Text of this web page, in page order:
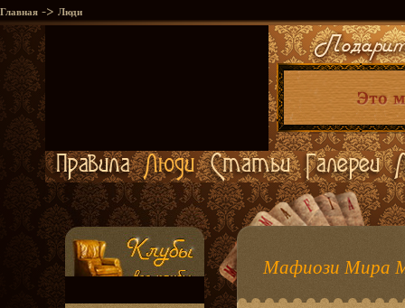
Главная -> Люди
Мафиози Мира